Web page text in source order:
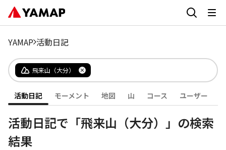
YAMAP 活動日記
飛来山（大分）
活動日記 モーメント 地図 山 コース ユーザー
活動日記で「飛来山（大分）」の検索
結果